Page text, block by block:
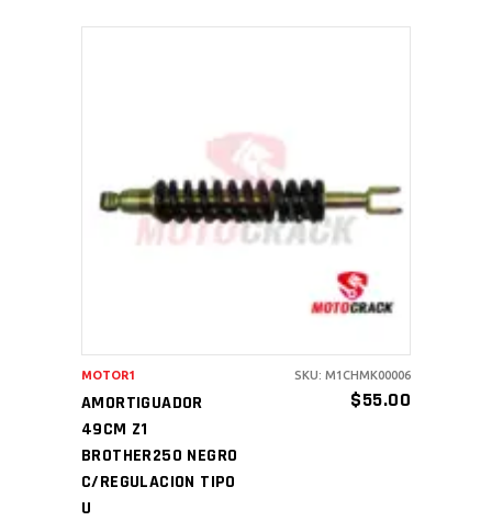
AÑADIR AL CARRITO
AMORTIGUADOR
49CM Z1
BROTHER250 NEGRO
C/REGULACION TIPO
U
$55.00
MOTOR1 SKU: M1CHMK00006